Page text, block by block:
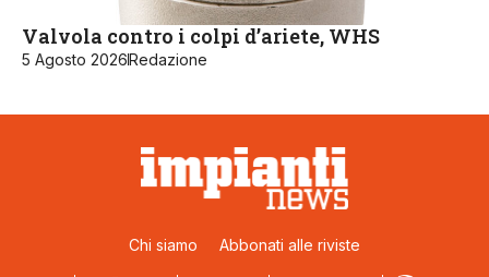
Valvola contro i colpi d’ariete, WHS
5 Agosto 2026Redazione
Chi siamo Abbonati alle riviste